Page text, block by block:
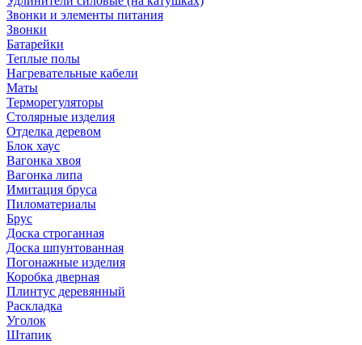
Звонки и элементы питания
Звонки
Батарейки
Теплые полы
Нагревательные кабели
Маты
Терморегуляторы
Столярные изделия
Отделка деревом
Блок хаус
Вагонка хвоя
Вагонка липа
Имитация бруса
Пиломатериалы
Брус
Доска строганная
Доска шпунтованная
Погонажные изделия
Коробка дверная
Плинтус деревянный
Раскладка
Уголок
Штапик